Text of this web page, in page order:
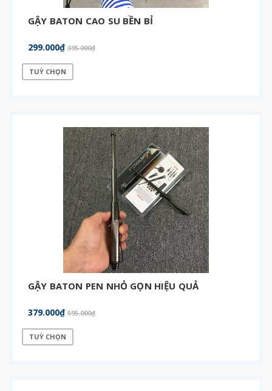
GẬY BATON CAO SU BỀN BỈ
299.000₫ 395.000₫
TUỲ CHỌN
GẬY BATON PEN NHỎ GỌN HIỆU QUẢ
379.000₫ 595.000₫
TUỲ CHỌN